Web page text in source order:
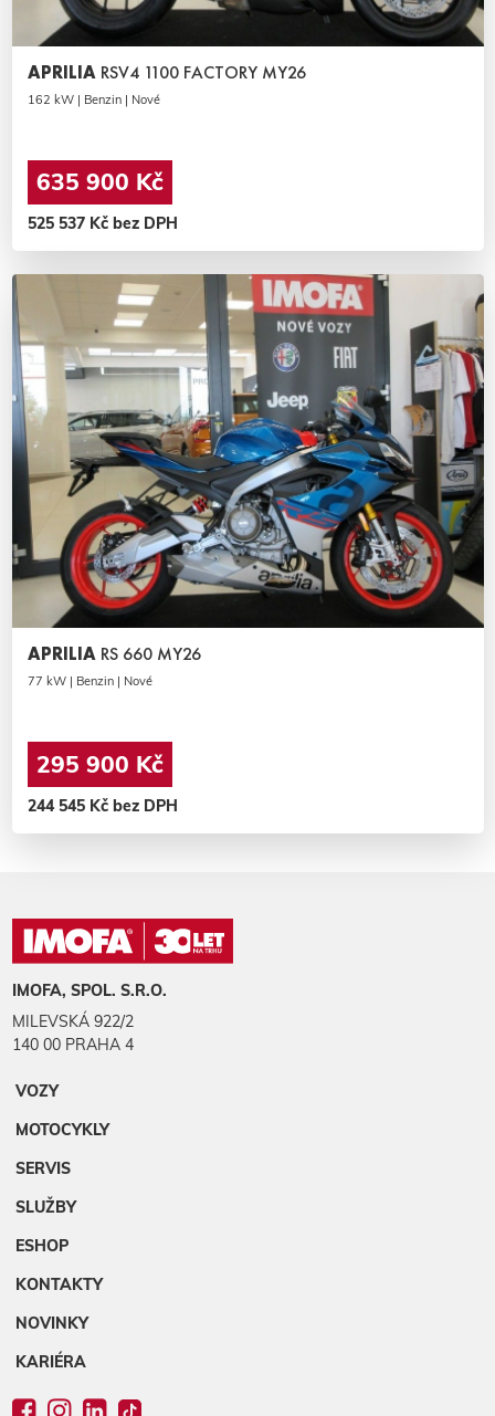
APRILIA RSV4 1100 FACTORY MY26
162 kW | Benzin | Nové
635 900 Kč
525 537 Kč bez DPH
APRILIA RS 660 MY26
77 kW | Benzin | Nové
295 900 Kč
244 545 Kč bez DPH
IMOFA, SPOL. S.R.O.
MILEVSKÁ 922/2
140 00 PRAHA 4
VOZY
MOTOCYKLY
SERVIS
SLUŽBY
ESHOP
KONTAKTY
NOVINKY
KARIÉRA